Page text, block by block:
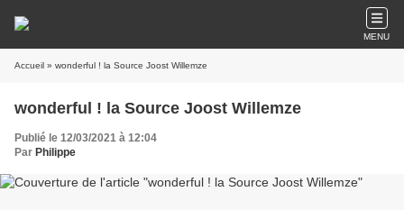
MENU
Accueil » wonderful ! la Source Joost Willemze
wonderful ! la Source Joost Willemze
Publié le 12/03/2021 à 12:04
Par Philippe